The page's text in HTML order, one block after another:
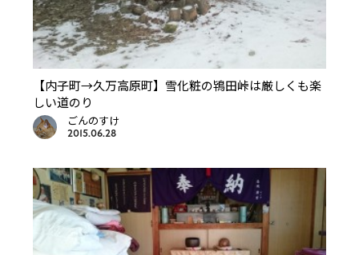
【内子町→久万高原町】雪化粧の鴇田峠は厳しくも楽
しい道のり
ごんのすけ
2015.06.28